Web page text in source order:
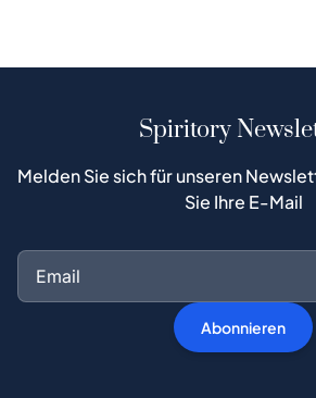
Spiritory
Melden Sie sich für unseren
Sie Ihre E-Mail
Abonnieren